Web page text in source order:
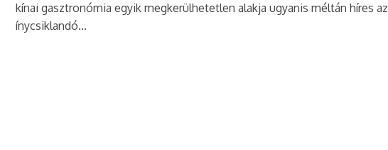
Hong Kong Laureate Forum 2025 – A fekete lyukaktól az iskolai előadótermekig
kínai gasztronómia egyik megkerülhetetlen alakja ugyanis méltán híres az
ínycsiklandó...